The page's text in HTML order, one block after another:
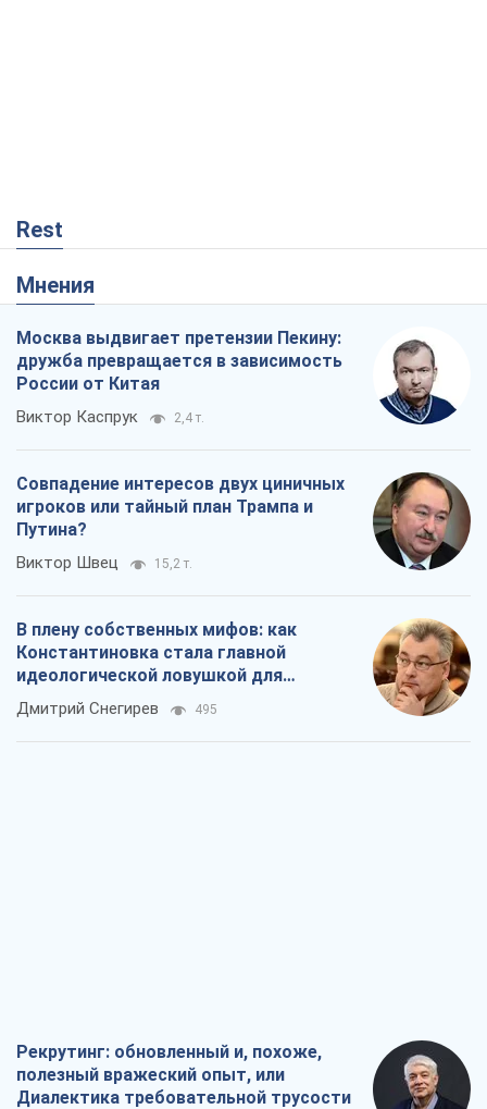
Rest
Мнения
Москва выдвигает претензии Пекину:
дружба превращается в зависимость
России от Китая
Виктор Каспрук 2,4 т.
Совпадение интересов двух циничных
игроков или тайный план Трампа и
Путина?
Виктор Швец 15,2 т.
В плену собственных мифов: как
Константиновка стала главной
идеологической ловушкой для
российских оккупантов
Дмитрий Снегирев 495
Рекрутинг: обновленный и, похоже,
полезный вражеский опыт, или
Диалектика требовательной трусости